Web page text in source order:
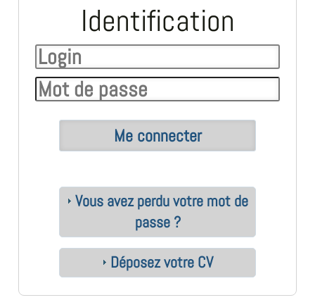
Identification
Vous avez perdu votre mot de
passe ?
Déposez votre CV